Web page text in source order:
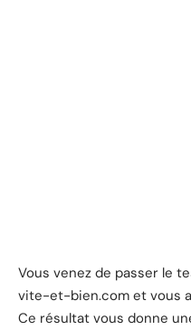
Vous venez de passer le
vite-et-bien.com et vous
Ce résultat vous donne